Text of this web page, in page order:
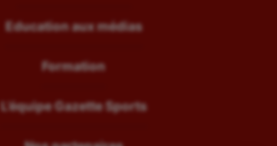
Education aux médias
Formation
L’équipe Gazette Sports